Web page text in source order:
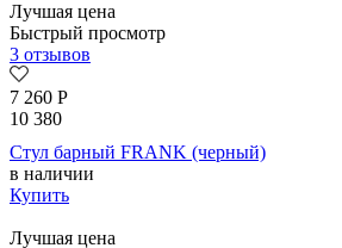
Лучшая цена
Быстрый просмотр
3 отзывов
7 260 Р
10 380
Стул барный FRANK (черный)
в наличии
Купить
Лучшая цена